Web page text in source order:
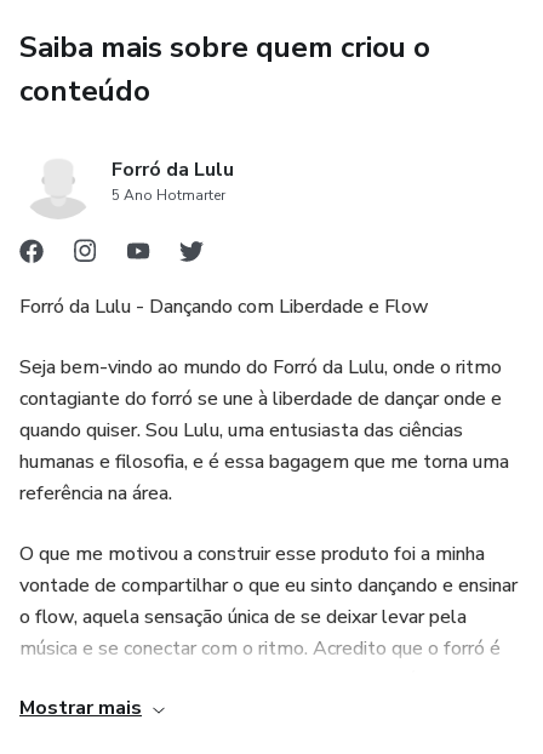
Saiba mais sobre quem criou o
conteúdo
Forró da Lulu
5 Ano Hotmarter
Forró da Lulu - Dançando com Liberdade e Flow
Seja bem-vindo ao mundo do Forró da Lulu, onde o ritmo
contagiante do forró se une à liberdade de dançar onde e
quando quiser. Sou Lulu, uma entusiasta das ciências
humanas e filosofia, e é essa bagagem que me torna uma
referência na área.
O que me motivou a construir esse produto foi a minha
vontade de compartilhar o que eu sinto dançando e ensinar
o flow, aquela sensação única de se deixar levar pela
música e se conectar com o ritmo. Acredito que o forró é
de expressão e conexão com a nossa essência.
Mostrar mais